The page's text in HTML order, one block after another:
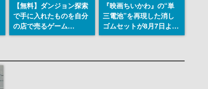
【無料】ダンジョン探索
で手に入れたものを自分
の店で売るゲーム
『Moonlighter』が
『映画ちいかわ』の“単
三電池”を再現した消し
ゴムセットが8月7日より
発売決定。公式は「在っ